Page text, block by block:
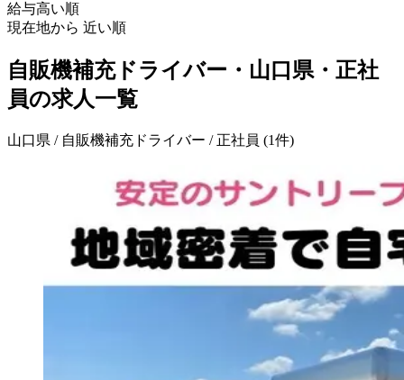
給与高い順
現在地から 近い順
自販機補充ドライバー・山口県・正社
員の求人一覧
山口県 / 自販機補充ドライバー / 正社員 (1件)